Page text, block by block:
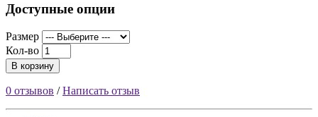
Доступные опции
Размер
Кол-во
В корзину
0 отзывов /Написать отзыв